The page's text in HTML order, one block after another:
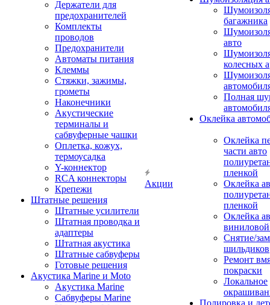
Держатели для
предохранителей
Комплекты
проводов
Предохранители
Автоматы питания
Клеммы
Стяжки, зажимы,
грометы
Наконечники
Акустические
терминалы и
сабвуферные чашки
Оплетка, кожух,
термоусадка
Y-коннектор
RCA коннекторы
Крепежи
Штатные решения
Штатные усилители
Штатная проводка и
адаптеры
Штатная акустика
Штатные сабвуферы
Готовые решения
Акустика Marine и Moto
Акустика Marine
Сабвуферы Marine
Акции
багажника
авто
колесных
Полная
Оклейка
Оклейка
части авто
пленкой
Оклейка
пленкой
Оклейка
Снятие/
шильдиков
Ремонт
покраски
Локальное
Полировка и